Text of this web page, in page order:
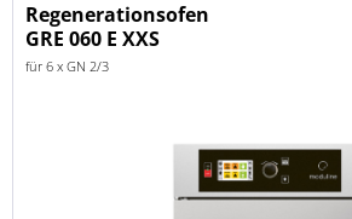
Regenerationsofen
GRE 060 E XXS
für 6 x GN 2/3